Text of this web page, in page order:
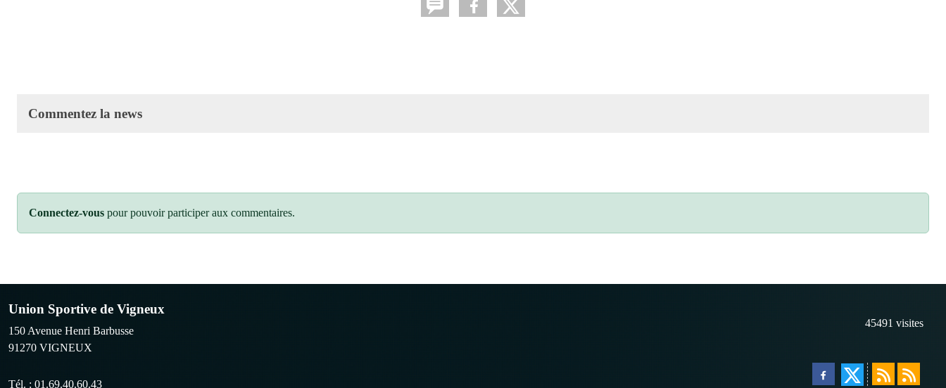
Commentez la news
Connectez-vous pour pouvoir participer aux commentaires.
Union Sportive de Vigneux
150 Avenue Henri Barbusse
91270 VIGNEUX
Tél. : 01.69.40.60.43
45491 visites